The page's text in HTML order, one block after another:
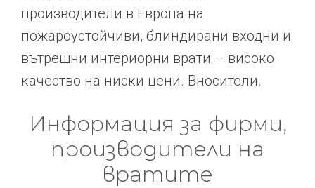
производители в Европа на
пожароустойчиви, блиндирани входни и
вътрешни интериорни врати – високо
качество на ниски цени. Вносители.
Информация за фирми,
производители на
вратите